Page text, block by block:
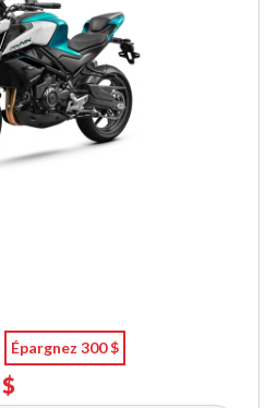
Épargnez 300 $